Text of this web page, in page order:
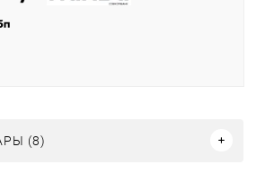
(8)